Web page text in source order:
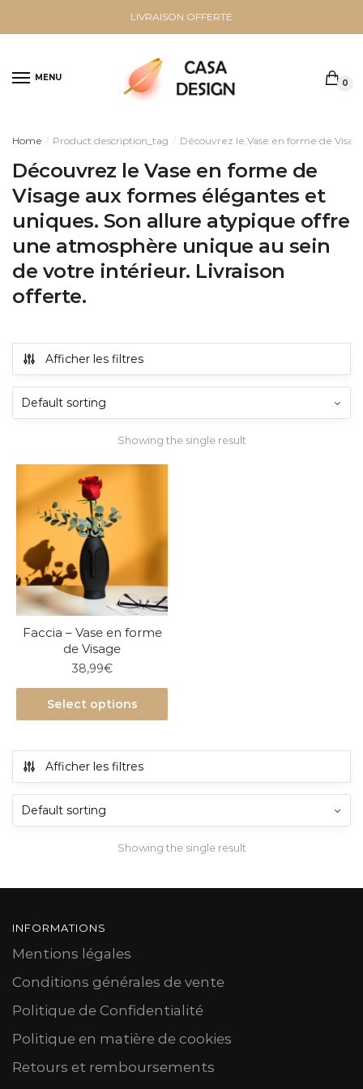
LIVRAISON OFFERTE
MENU
0
Home / Product description_tag / Découvrez le Vase en forme de
Découvrez le Vase en forme de
Visage aux formes élégantes et
uniques. Son allure atypique offre
une atmosphère unique au sein
de votre intérieur. Livraison
offerte.
Afficher les filtres
Showing the single result
Faccia – Vase en forme
de Visage
38,99€
Select options
Afficher les filtres
Showing the single result
INFORMATIONS
Mentions légales
Conditions générales de vente
Politique de Confidentialité
Politique en matière de cookies
Retours et remboursements